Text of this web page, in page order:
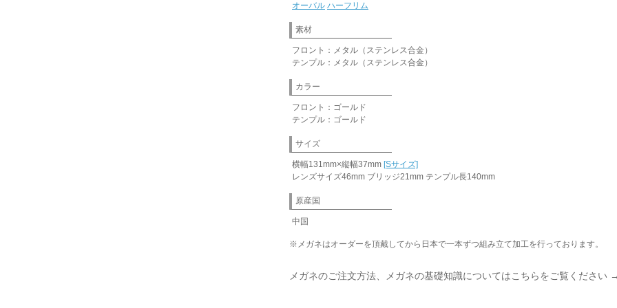
オーバル ハーフリム
素材
フロント：メタル（ステンレス合金）
テンプル：メタル（ステンレス合金）
カラー
フロント：ゴールド
テンプル：ゴールド
サイズ
横幅131mm×縦幅37mm [Sサイズ]
レンズサイズ46mm ブリッジ21mm テンプル長140mm
原産国
中国
※メガネはオーダーを頂戴してから日本で一本ずつ組み立て加工を行っております。
メガネのご注文方法、メガネの基礎知識についてはこちらをご覧ください →